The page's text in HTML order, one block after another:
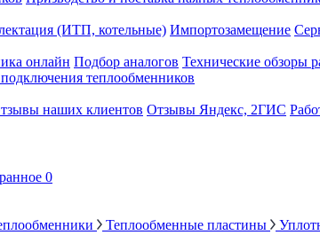
(ИТП, котельные) Импортозамещение
онлайн Подбор аналогов Технические обзоры
теплообменников
наших клиентов Отзывы Яндекс, 2ГИС
0
Теплообменные пластины